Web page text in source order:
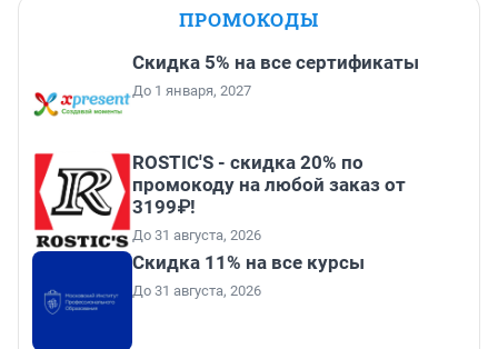
ПРОМОКОДЫ
Скидка 5% на все сертификаты
До 1 января, 2027
ROSTIC'S - скидка 20% по
промокоду на любой заказ от
3199₽!
До 31 августа, 2026
Скидка 11% на все курсы
До 31 августа, 2026